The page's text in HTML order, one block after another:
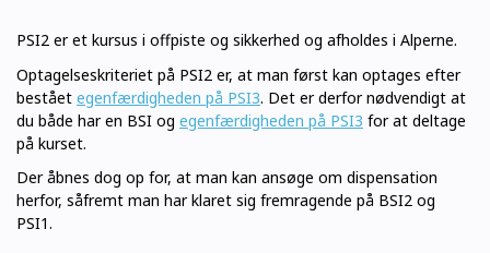
PSI2 er et kursus i offpiste og sikkerhed og afholdes i Alperne.
Optagelseskriteriet på PSI2 er, at man først kan optages efter
bestået egenfærdigheden på PSI3. Det er derfor nødvendigt at
du både har en BSI og egenfærdigheden på PSI3 for at deltage
på kurset.
Der åbnes dog op for, at man kan ansøge om dispensation
herfor, såfremt man har klaret sig fremragende på BSI2 og
PSI1.